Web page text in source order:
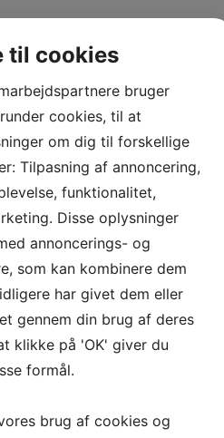
Læs mere i
til cookies
bruger
cookies, til at
om dig til forskellige
Tilpasning af annoncering,
funktionalitet,
Disse oplysninger
annoncerings- og
som kan kombinere dem
har givet dem eller
gennem din brug af deres
klikke på 'OK' giver du
formål.
brug af cookies og